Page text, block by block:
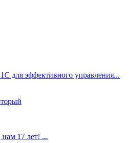
для эффективного управления...
17 лет! ...